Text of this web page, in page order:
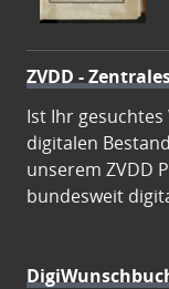
ZVDD -
Ist Ihr
digitalen
unserem ZVDD
bundesweit